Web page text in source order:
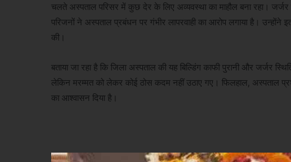
चलते अस्पताल परिसर में कुछ देर के लिए अव्यवस्था का माहौल बना रहा। जर्जर
परिजनों ने अस्पताल प्रबंधन पर गंभीर लापरवाही का आरोप लगाया है।
की।
बताया जा रहा है कि जिला अस्पताल की यह बिल्डिंग काफी पुरानी और जर्जर
लेकिन मरम्मत को लेकर कोई ठोस कदम नहीं उठाए गए। फिलहाल, अस्पताल
का आश्वासन दिया है।